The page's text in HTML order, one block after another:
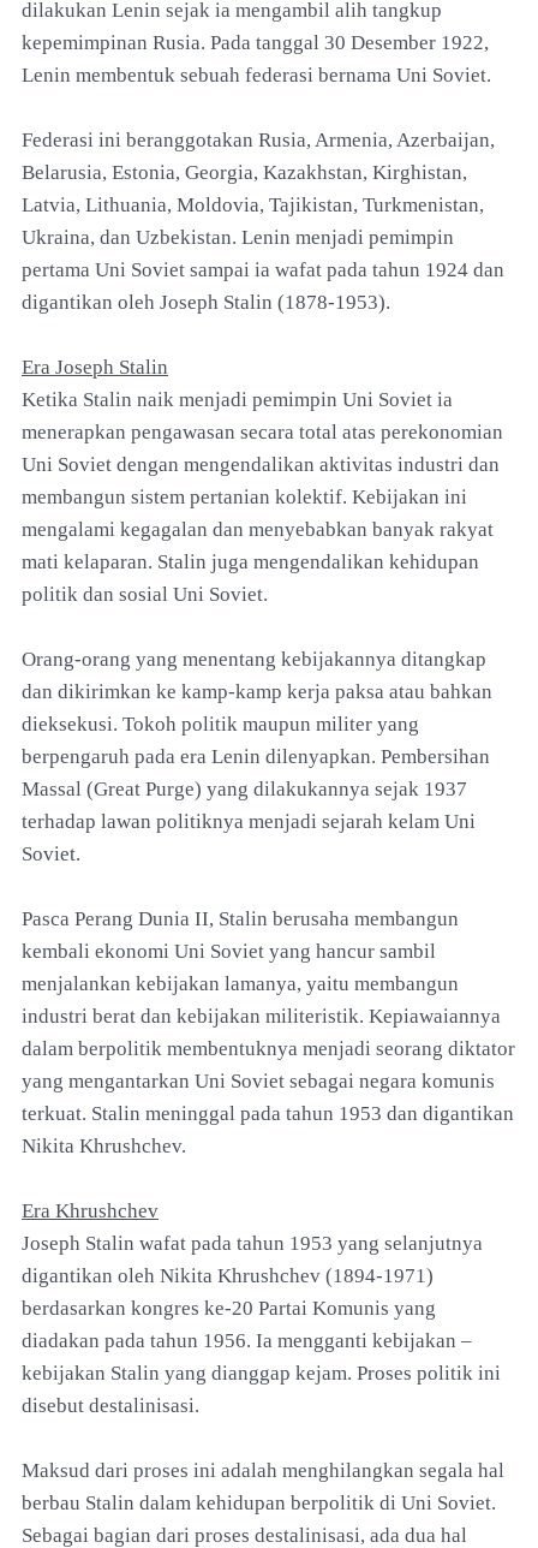
dilakukan Lenin sejak ia mengambil alih tangkup
kepemimpinan Rusia. Pada tanggal 30 Desember 1922,
Lenin membentuk sebuah federasi bernama Uni Soviet.
Federasi ini beranggotakan Rusia, Armenia, Azerbaijan,
Belarusia, Estonia, Georgia, Kazakhstan, Kirghistan,
Latvia, Lithuania, Moldovia, Tajikistan, Turkmenistan,
Ukraina, dan Uzbekistan. Lenin menjadi pemimpin
pertama Uni Soviet sampai ia wafat pada tahun 1924 dan
digantikan oleh Joseph Stalin (1878-1953).
Era Joseph Stalin
Ketika Stalin naik menjadi pemimpin Uni Soviet ia
menerapkan pengawasan secara total atas perekonomian
Uni Soviet dengan mengendalikan aktivitas industri dan
membangun sistem pertanian kolektif. Kebijakan ini
mengalami kegagalan dan menyebabkan banyak rakyat
mati kelaparan. Stalin juga mengendalikan kehidupan
politik dan sosial Uni Soviet.
Orang-orang yang menentang kebijakannya ditangkap
dan dikirimkan ke kamp-kamp kerja paksa atau bahkan
dieksekusi. Tokoh politik maupun militer yang
berpengaruh pada era Lenin dilenyapkan. Pembersihan
Massal (Great Purge) yang dilakukannya sejak 1937
terhadap lawan politiknya menjadi sejarah kelam Uni
Soviet.
Pasca Perang Dunia II, Stalin berusaha membangun
kembali ekonomi Uni Soviet yang hancur sambil
menjalankan kebijakan lamanya, yaitu membangun
industri berat dan kebijakan militeristik. Kepiawaiannya
dalam berpolitik membentuknya menjadi seorang diktator
yang mengantarkan Uni Soviet sebagai negara komunis
terkuat. Stalin meninggal pada tahun 1953 dan digantikan
Nikita Khrushchev.
Era Khrushchev
Joseph Stalin wafat pada tahun 1953 yang selanjutnya
digantikan oleh Nikita Khrushchev (1894-1971)
berdasarkan kongres ke-20 Partai Komunis yang
diadakan pada tahun 1956. Ia mengganti kebijakan –
kebijakan Stalin yang dianggap kejam. Proses politik ini
disebut destalinisasi.
Maksud dari proses ini adalah menghilangkan segala hal
berbau Stalin dalam kehidupan berpolitik di Uni Soviet.
Sebagai bagian dari proses destalinisasi, ada dua hal